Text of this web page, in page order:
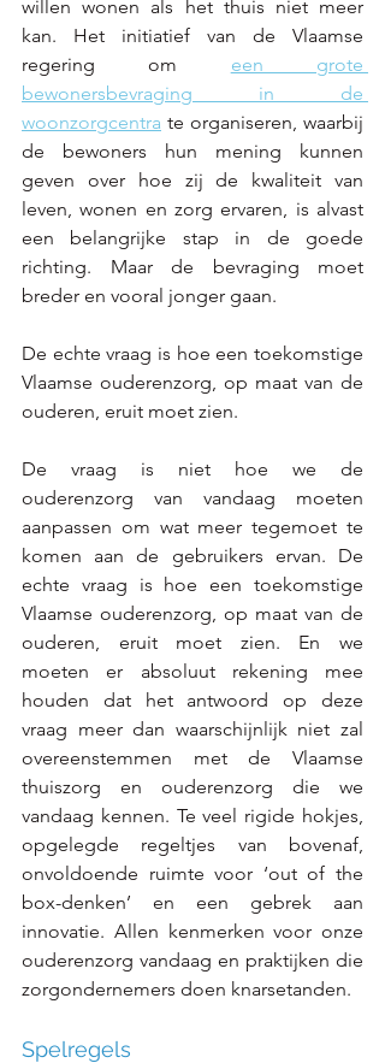
willen wonen als het thuis niet meer
kan. Het initiatief van de Vlaamse
regering om een grote
bewonersbevraging in de
woonzorgcentra te organiseren, waarbij
de bewoners hun mening kunnen
geven over hoe zij de kwaliteit van
leven, wonen en zorg ervaren, is alvast
een belangrijke stap in de goede
richting. Maar de bevraging moet
breder en vooral jonger gaan.
De echte vraag is hoe een toekomstige
Vlaamse ouderenzorg, op maat van de
ouderen, eruit moet zien.
De vraag is niet hoe we de
ouderenzorg van vandaag moeten
aanpassen om wat meer tegemoet te
komen aan de gebruikers ervan. De
echte vraag is hoe een toekomstige
Vlaamse ouderenzorg, op maat van de
ouderen, eruit moet zien. En we
moeten er absoluut rekening mee
houden dat het antwoord op deze
vraag meer dan waarschijnlijk niet zal
overeenstemmen met de Vlaamse
thuiszorg en ouderenzorg die we
vandaag kennen. Te veel rigide hokjes,
opgelegde regeltjes van bovenaf,
onvoldoende ruimte voor ‘out of the
box-denken’ en een gebrek aan
innovatie. Allen kenmerken voor onze
ouderenzorg vandaag en praktijken die
zorgondernemers doen knarsetanden.
Spelregels